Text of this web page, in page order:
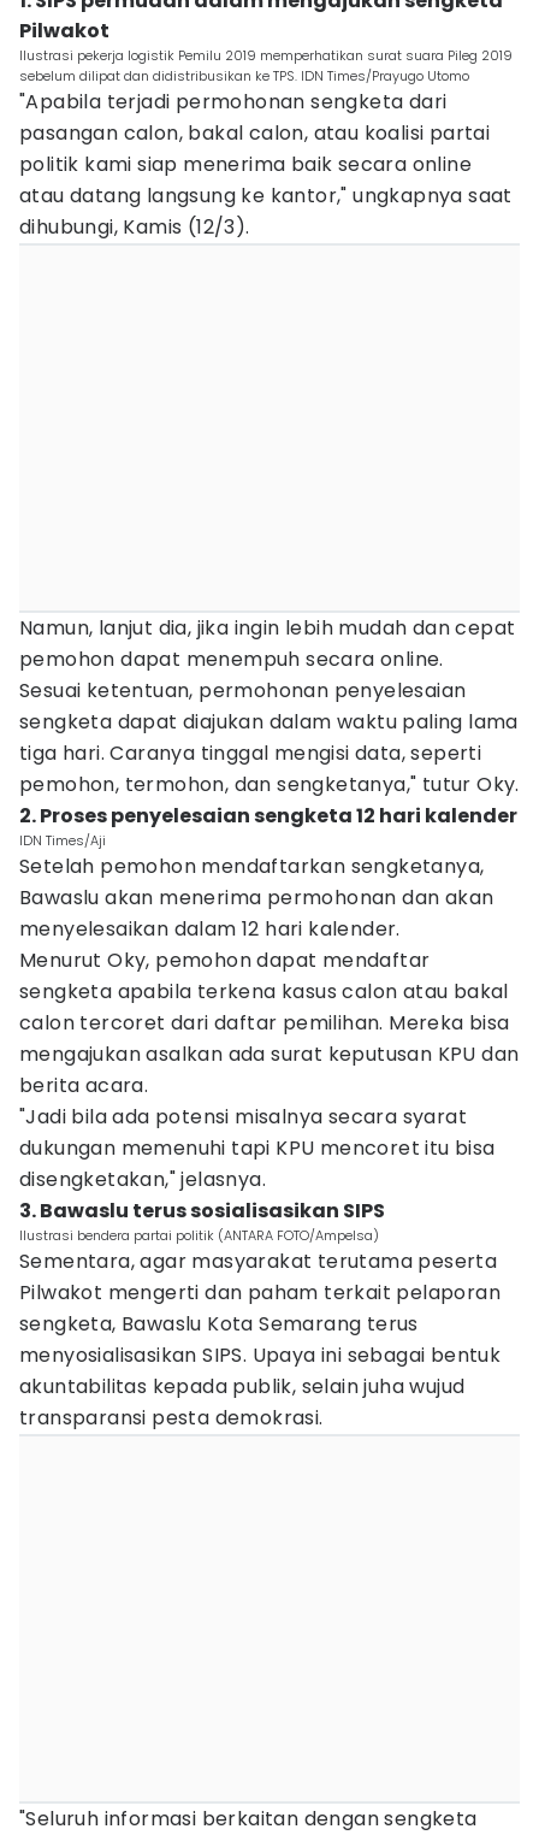
Pilwakot
Ilustrasi pekerja logistik Pemilu 2019 memperhatikan surat suara Pileg 2019
sebelum dilipat dan didistribusikan ke TPS. IDN Times/Prayugo Utomo
"Apabila terjadi permohonan sengketa dari
pasangan calon, bakal calon, atau koalisi partai
politik kami siap menerima baik secara online
atau datang langsung ke kantor," ungkapnya saat
dihubungi, Kamis (12/3).
Namun, lanjut dia, jika ingin lebih mudah dan cepat
pemohon dapat menempuh secara online.
Sesuai ketentuan, permohonan penyelesaian
sengketa dapat diajukan dalam waktu paling lama
tiga hari. Caranya tinggal mengisi data, seperti
pemohon, termohon, dan sengketanya," tutur Oky.
2. Proses penyelesaian sengketa 12 hari kalender
IDN Times/Aji
Setelah pemohon mendaftarkan sengketanya,
Bawaslu akan menerima permohonan dan akan
menyelesaikan dalam 12 hari kalender.
Menurut Oky, pemohon dapat mendaftar
sengketa apabila terkena kasus calon atau bakal
calon tercoret dari daftar pemilihan. Mereka bisa
mengajukan asalkan ada surat keputusan KPU dan
berita acara.
"Jadi bila ada potensi misalnya secara syarat
dukungan memenuhi tapi KPU mencoret itu bisa
disengketakan," jelasnya.
3. Bawaslu terus sosialisasikan SIPS
Ilustrasi bendera partai politik (ANTARA FOTO/Ampelsa)
Sementara, agar masyarakat terutama peserta
Pilwakot mengerti dan paham terkait pelaporan
sengketa, Bawaslu Kota Semarang terus
menyosialisasikan SIPS. Upaya ini sebagai bentuk
akuntabilitas kepada publik, selain juha wujud
transparansi pesta demokrasi.
"Seluruh informasi berkaitan dengan sengketa